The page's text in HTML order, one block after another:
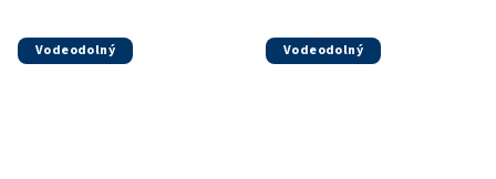
Vodeodolný Vodeodolný